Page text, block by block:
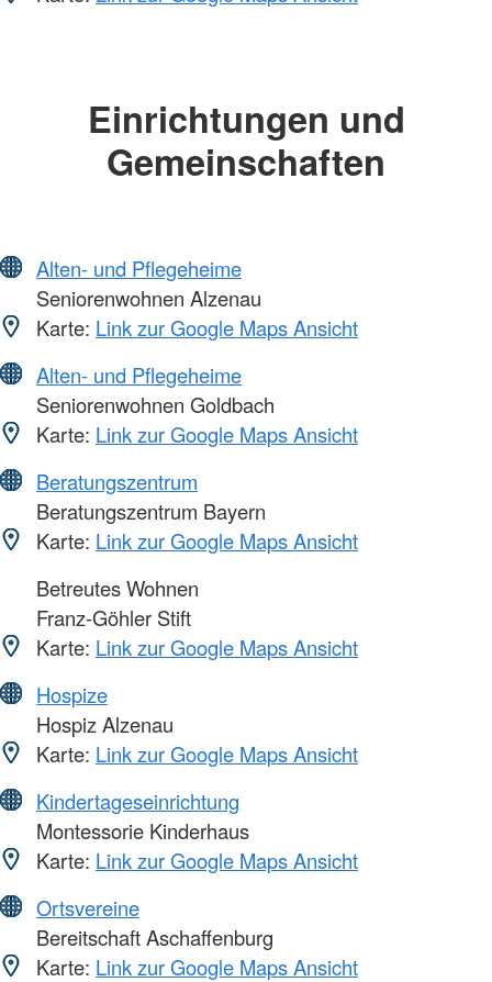
Einrichtungen und
Gemeinschaften
Alten- und Pflegeheime
Seniorenwohnen Alzenau
Karte: Link zur Google Maps Ansicht
Alten- und Pflegeheime
Seniorenwohnen Goldbach
Karte: Link zur Google Maps Ansicht
Beratungszentrum
Beratungszentrum Bayern
Karte: Link zur Google Maps Ansicht
Betreutes Wohnen
Franz-Göhler Stift
Karte: Link zur Google Maps Ansicht
Hospize
Hospiz Alzenau
Karte: Link zur Google Maps Ansicht
Kindertageseinrichtung
Montessorie Kinderhaus
Karte: Link zur Google Maps Ansicht
Ortsvereine
Bereitschaft Aschaffenburg
Karte: Link zur Google Maps Ansicht